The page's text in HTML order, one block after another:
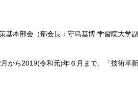
基本部会（部会長：守島基博 学習院大学
から2019(令和元)年６月まで、「技術革